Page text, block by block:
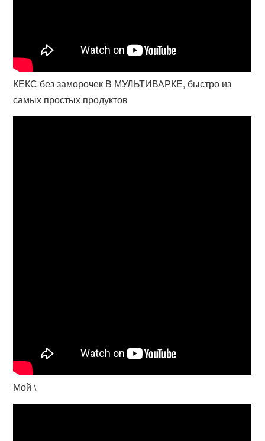
КЕКС без заморочек В МУЛЬТИВАРКЕ, быстро из
самых простых продуктов
Мой \